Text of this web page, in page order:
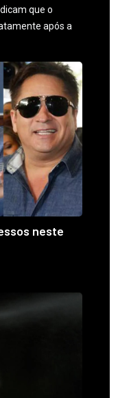
que o
após a
neste